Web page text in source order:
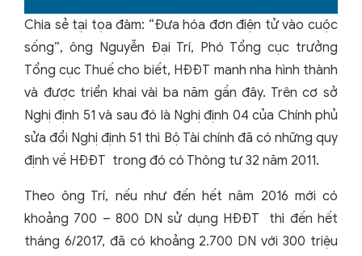
Chia sẻ tại tọa đàm: “Đưa hóa đơn điện tử vào cuộc
sống”, ông Nguyễn Đại Trí, Phó Tổng cục trưởng
Tổng cục Thuế cho biết, HĐĐT manh nha hình thành
và được triển khai vài ba năm gần đây. Trên cơ sở
Nghị định 51 và sau đó là Nghị định 04 của Chính phủ
sửa đổi Nghị định 51 thì Bộ Tài chính đã có những quy
định về HĐĐT trong đó có Thông tư 32 năm 2011.
Theo ông Trí, nếu như đến hết năm 2016 mới có
khoảng 700 – 800 DN sử dụng HĐĐT thì đến hết
tháng 6/2017, đã có khoảng 2.700 DN với 300 triệu